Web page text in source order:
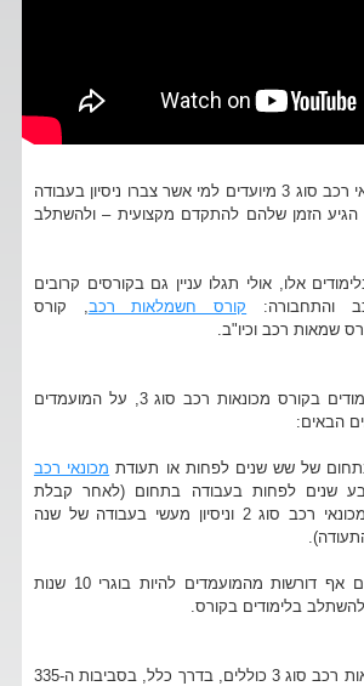
הלימודים בקורס מכונאי רכב סוג 3 מיועדים למי אשר צברו ניסיון בעבודה
הגיע הזמן שלהם להתקדם מקצועית – ולהשתלב
אלו, אולי תגלו עניין גם בקורסים קרובים
והתחבורה: קורס חשמלאות רכב , קורס
שמאות רכב וכיו"ב.
על מנת להתקבל ללימודים בקורס מכונאות רכב סוג 3, על המועמדים
הבאים:
בתחום של שש שנים לפחות או תעודת מכונאי רכב
שנים לפחות בעבודה בתחום (לאחר קבלת
התעודה), או תעודת מכונאי רכב סוג 2 וניסיון מעשי בעבודה של שנה
מכללות אחדות בתחום אף דורשות מהמועמדים להיות בוגרי 10 שנות
בלימודים בקורס.
הלימודים בקורס מכונאות רכב סוג 3 כוללים, בדרך כלל, בסביבות ה-335